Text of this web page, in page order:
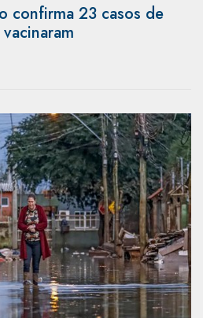
confirma 23 casos de